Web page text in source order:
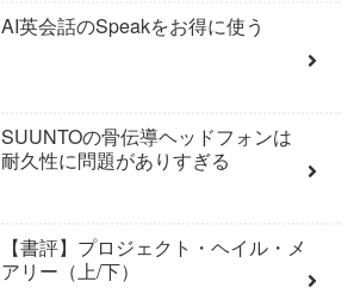
AI英会話のSpeakをお得に使う
SUUNTOの骨伝導ヘッドフォンは
耐久性に問題がありすぎる
【書評】プロジェクト・ヘイル・メ
アリー（上/下）